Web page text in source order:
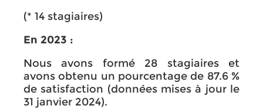
(* 14 stagiaires)
En 2023 :
Nous avons formé 28 stagiaires et
avons obtenu un pourcentage de 87.6 %
de satisfaction (données mises à jour le
31 janvier 2024).